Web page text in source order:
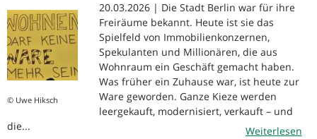
© Uwe Hiksch
20.03.2026 | Die Stadt Berlin war für ihre
Freiräume bekannt. Heute ist sie das
Spielfeld von Immobilienkonzernen,
Spekulanten und Millionären, die aus
Wohnraum ein Geschäft gemacht haben.
Was früher ein Zuhause war, ist heute zur
Ware geworden. Ganze Kieze werden
leergekauft, modernisiert, verkauft – und
die...
Weiterlesen